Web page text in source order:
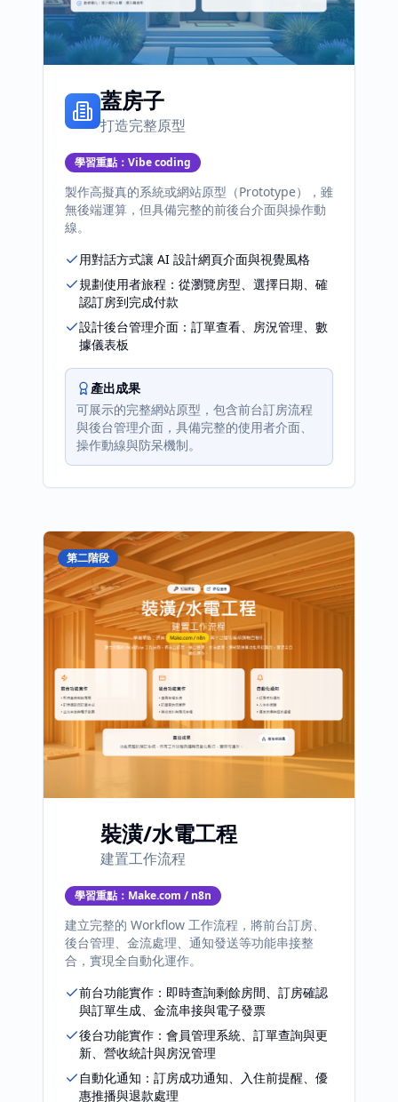
蓋房子
打造完整原型
學習重點： Vibe coding
製作高擬真的系統或網站原型（Prototype），雖
無後端運算，但具備完整的前後台介面與操作動
線。
用對話方式讓 AI 設計網頁介面與視覺風格
規劃使用者旅程：從瀏覽房型、選擇日期、確
認訂房到完成付款
設計後台管理介面：訂單查看、房況管理、數
據儀表板
產出成果
可展示的完整網站原型，包含前台訂房流程
與後台管理介面，具備完整的使用者介面、
操作動線與防呆機制。
第二階段
裝潢/水電工程
建置工作流程
學習重點： Make.com / n8n
建立完整的 Workflow 工作流程，將前台訂房、
後台管理、金流處理、通知發送等功能串接整
合，實現全自動化運作。
前台功能實作：即時查詢剩餘房間、訂房確認
與訂單生成、金流串接與電子發票
後台功能實作：會員管理系統、訂單查詢與更
新、營收統計與房況管理
自動化通知：訂房成功通知、入住前提醒、優
惠推播與退款處理